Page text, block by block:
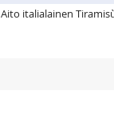
Aito italialainen